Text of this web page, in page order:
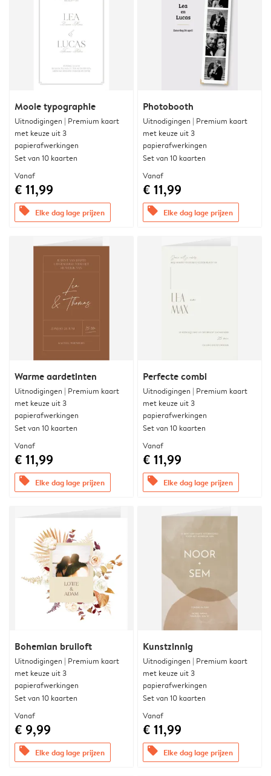
Mooie typographie
Uitnodigingen | Premium kaart
met keuze uit 3
papierafwerkingen
Set van 10 kaarten
Vanaf
€ 11,99
offers Elke dag lage prijzen
Photobooth
Uitnodigingen | Premium kaart
met keuze uit 3
papierafwerkingen
Set van 10 kaarten
Vanaf
€ 11,99
offers Elke dag lage prijzen
Warme aardetinten
Uitnodigingen | Premium kaart
met keuze uit 3
papierafwerkingen
Set van 10 kaarten
Vanaf
€ 11,99
offers Elke dag lage prijzen
Perfecte combi
Uitnodigingen | Premium kaart
met keuze uit 3
papierafwerkingen
Set van 10 kaarten
Vanaf
€ 11,99
offers Elke dag lage prijzen
Bohemian bruiloft
Uitnodigingen | Premium kaart
met keuze uit 3
papierafwerkingen
Set van 10 kaarten
Vanaf
€ 9,99
offers Elke dag lage prijzen
Kunstzinnig
Uitnodigingen | Premium kaart
met keuze uit 3
papierafwerkingen
Set van 10 kaarten
Vanaf
€ 11,99
offers Elke dag lage prijzen